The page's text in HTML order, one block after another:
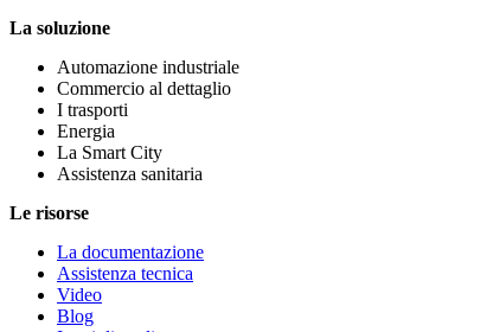
La soluzione
Automazione industriale
Commercio al dettaglio
I trasporti
Energia
La Smart City
Assistenza sanitaria
Le risorse
La documentazione
Assistenza tecnica
Video
Blog